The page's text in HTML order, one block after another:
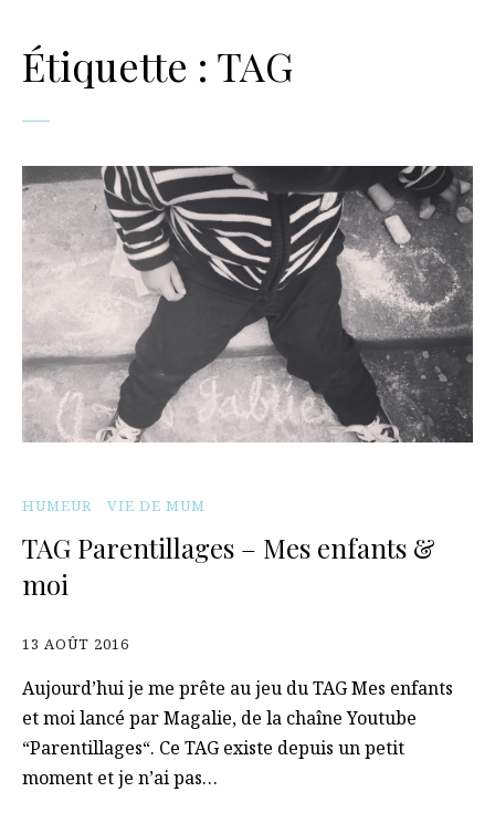
Étiquette : TAG
HUMEUR VIE DE MUM
TAG Parentillages – Mes enfants &
moi
13 AOÛT 2016
Aujourd’hui je me prête au jeu du TAG Mes enfants
et moi lancé par Magalie, de la chaîne Youtube
“Parentillages“. Ce TAG existe depuis un petit
moment et je n’ai pas…